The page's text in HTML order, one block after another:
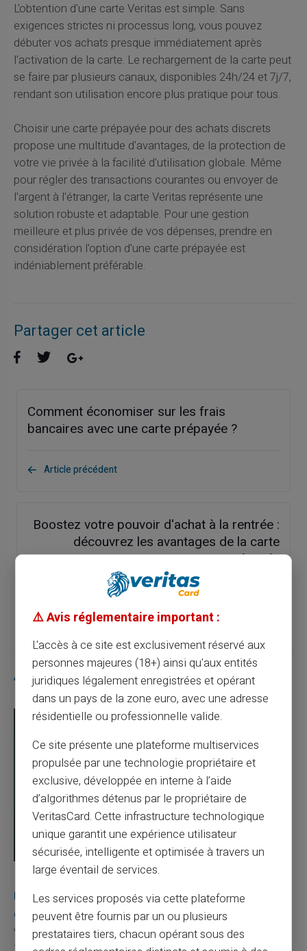
L'obtention d'une carte Veritas est simple. Sans
exigences strictes ni processus long, vous pouvez
débuter vos achats presque immédiatement après
l'activation de la carte. Le rechargement de la carte peut
se faire par plusieurs canaux, disponibles 24h/24 et 7j/7,
rendant son utilisation encore plus pratique pour tous.
Choisir une carte prépayée pour des achats discrets
propose une multitude d'avantages, de la protection de
votre vie privée à la facilité d'utilisation globale. Même
pour régler des transactions courantes ou envoyer de
l'argent à l'étranger, la carte Veritas représente une
solution robuste et adaptable. Pour une gestion
meilleure et plus privée de vos dépenses, prendre en
considération l'option d'une carte prépayée est
indéniablement préférable.
Partager cet article
Comment économiser sur les frais
bancaires avec une carte prépayée ?
Article précédent
Boostez votre pouvoir d'achat à la rentrée :
découvrez les avantages de la carte
prépayée
Articles similaires
03/08/2026 Veritas Carte prépayée
Une carte bancaire gratuite sans compte, ça
existe ?
Vous avez tapé cette recherche parce que votre banque vous
facture 50 € par an pour une carte que vo...
⚠️ Avis réglementaire important :
L'accès à ce site est exclusivement réservé aux
personnes majeures (18+) ainsi qu'aux entités
juridiques légalement enregistrées et opérant
dans un pays de la zone euro, avec une adresse
résidentielle ou professionnelle valide.
Ce site présente une plateforme multiservices
propulsée par une technologie propriétaire et
exclusive, développée en interne à l’aide
d’algorithmes détenus par le propriétaire de
VeritasCard. Cette infrastructure technologique
unique garantit une expérience utilisateur
sécurisée, intelligente et optimisée à travers un
large éventail de services.
Les services proposés via cette plateforme
peuvent être fournis par un ou plusieurs
prestataires tiers, chacun opérant sous des